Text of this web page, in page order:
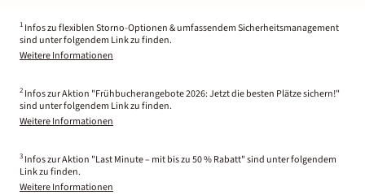
1 Infos zu flexiblen Storno-Optionen & umfassendem Sicherheitsmanagement
sind unter folgendem Link zu finden.
Weitere Informationen
2 Infos zur Aktion "Frühbucherangebote 2026: Jetzt die besten Plätze sichern!"
sind unter folgendem Link zu finden.
Weitere Informationen
3 Infos zur Aktion "Last Minute – mit bis zu 50 % Rabatt" sind unter folgendem
Link zu finden.
Weitere Informationen